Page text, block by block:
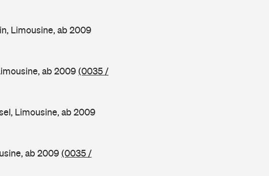
Limousine, ab 2009
ab 2009 (0035 /
Limousine, ab 2009
ab 2009 (0035 /